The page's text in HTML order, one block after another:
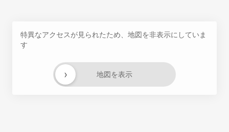
特異なアクセスが見られたため、地図を非表示にしていま
す
地図を表示
›